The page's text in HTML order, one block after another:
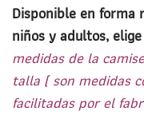
Disponible en
niños y adultos,
medidas de la
talla ( son medidas
facilitadas por el